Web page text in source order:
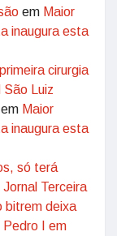
em Maior
inaugura esta
cirurgia
Luiz
em Maior
inaugura esta
só terá
Terceira
bitrem deixa
I em